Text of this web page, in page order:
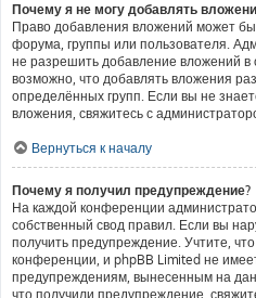
Почему я не могу добавлять
Право добавления вложений может
форума, группы или пользователя.
не разрешить добавление вложений
возможно, что добавлять вложения
определённых групп. Если вы не
вложения, свяжитесь с
Вернуться к началу
Почему я получил предупреждение?
На каждой конференции
собственный свод правил. Если вы
получить предупреждение. Учтите,
конференции, и phpBB Limited не
предупреждениям, вынесенным на
что получили предупреждение,